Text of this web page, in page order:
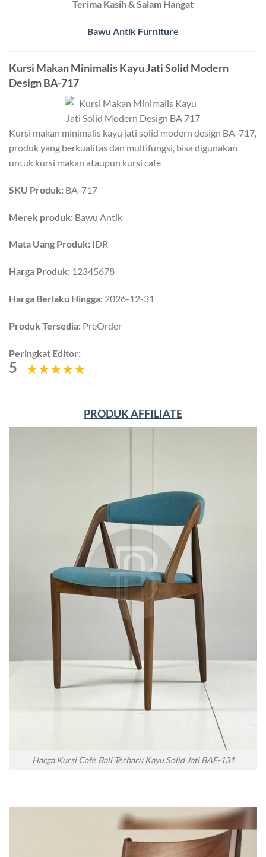
Terima Kasih & Salam Hangat
Bawu Antik Furniture
Kursi Makan Minimalis Kayu Jati Solid Modern
Design BA-717
Kursi makan minimalis kayu jati solid modern design BA-717,
produk yang berkualitas dan multifungsi, bisa digunakan
untuk kursi makan ataupun kursi cafe
SKU Produk: BA-717
Merek produk: Bawu Antik
Mata Uang Produk: IDR
Harga Produk: 12345678
Harga Berlaku Hingga: 2026-12-31
Produk Tersedia: PreOrder
Peringkat Editor:
5
PRODUK AFFILIATE
Harga Kursi Cafe Bali Terbaru Kayu Solid Jati BAF-131